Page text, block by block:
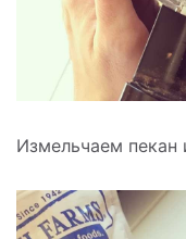
Измельчаем пекан